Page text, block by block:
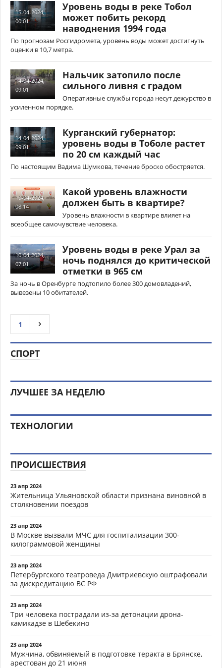
15-04-2024,
00:01
Уровень воды в реке Тобол
может побить рекорд
наводнения 1994 года
По прогнозам Росгидромета, уровень воды может достигнуть
оценки в 10,7 метра.
14-04-2024,
09:01
Нальчик затопило после
сильного ливня с градом
Оперативные службы города несут дежурство в
усиленном порядке.
14-04-2024,
09:01
Курганский губернатор:
уровень воды в Тоболе растет
по 20 см каждый час
По настоящим Вадима Шумкова, течение броско обостряется.
10-04-2024,
08:14
Какой уровень влажности
должен быть в квартире?
Уровень влажности в квартире влияет на
всеобщее самочувствие человека.
10-04-2024,
07:01
Уровень воды в реке Урал за
ночь поднялся до критической
отметки в 965 см
За ночь в Оренбурге подтопило более 300 домовладений,
вывезены 10 обитателей.
1
СПОРТ
ЛУЧШЕЕ ЗА НЕДЕЛЮ
ТЕХНОЛОГИИ
ПРОИСШЕСТВИЯ
23 апр 2024
Жительница Ульяновской области признана виновной в
столкновении поездов
23 апр 2024
В Москве вызвали МЧС для госпитализации 300-
килограммовой женщины
23 апр 2024
Петербургского театроведа Дмитриевскую оштрафовали
за дискредитацию ВС РФ
23 апр 2024
Три человека пострадали из-за детонации дрона-
камикадзе в Шебекино
23 апр 2024
Мужчина, обвиняемый в подготовке теракта в Брянске,
арестован до 21 июня